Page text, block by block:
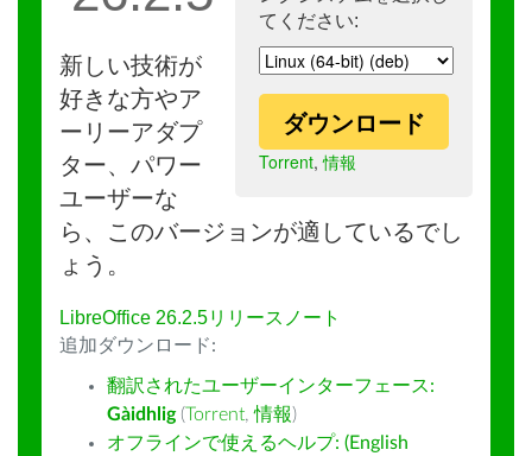
てください:
ダウンロード
Torrent,情報
新しい技術が
好きな方やア
ーリーアダプ
ター、パワー
ユーザーな
ら、このバージョンが適しているでし
ょう。
LibreOffice 26.2.5リリースノート
追加ダウンロード:
翻訳されたユーザーインターフェース:
Gàidhlig (Torrent,情報)
オフラインで使えるヘルプ: (English